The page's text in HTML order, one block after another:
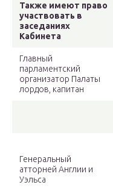
Также имеют право
участвовать в
заседаниях
Кабинета
Главный
парламентский
организатор Палаты
лордов, капитан
Генеральный
атторней Англии и
Уэльса